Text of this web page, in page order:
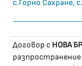
с.Горно Сахране,
Договор с НОВА
разпространение